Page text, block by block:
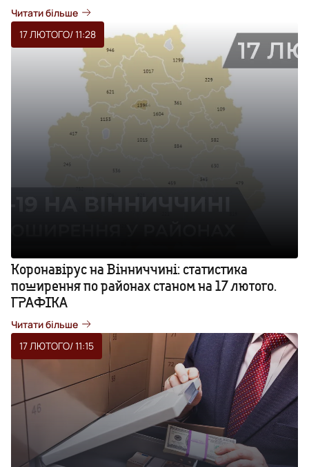
Читати більше
17 ЛЮТОГО/ 11:28
Коронавірус на Вінниччині: статистика
поширення по районах станом на 17 лютого.
ГРАФІКА
Читати більше
17 ЛЮТОГО/ 11:15